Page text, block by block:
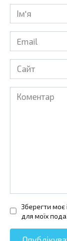
Ім'я
Email
Сайт
Коментар
Зберегти моє
для моїх